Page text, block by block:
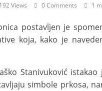
192 Views 0 Comments 1
postavljen je
koja, kako je
Stanivuković
simbole prkosa,